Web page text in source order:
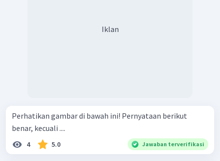
Iklan
Perhatikan gambar di bawah ini! Pernyataan berikut
benar, kecuali ....
4 5.0 Jawaban terverifikasi